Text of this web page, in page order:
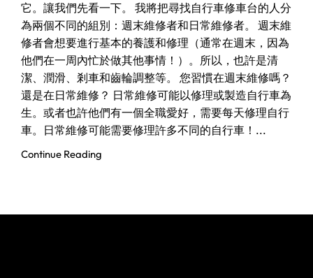
它。讓我們先看一下。 我將把尋找自行車修車台的人分
為兩個不同的組別：週末維修者和日常維修者。 週末維
修者會想要進行基本的養護和修理（通常在週末，因為
他們在一周內忙於做其他事情！）。所以，也許是清
潔、潤滑、剎車和齒輪調整等。 您習慣在週末維修嗎？
還是在日常維修？ 日常維修可能以修理或製造自行車為
生。或者也許他們有一個全職愛好，需要每天修理自行
車。日常維修可能需要修理許多不同的自行車！...
Continue Reading